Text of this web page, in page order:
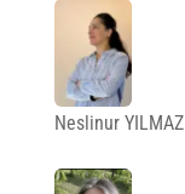
Neslinur YILMAZ